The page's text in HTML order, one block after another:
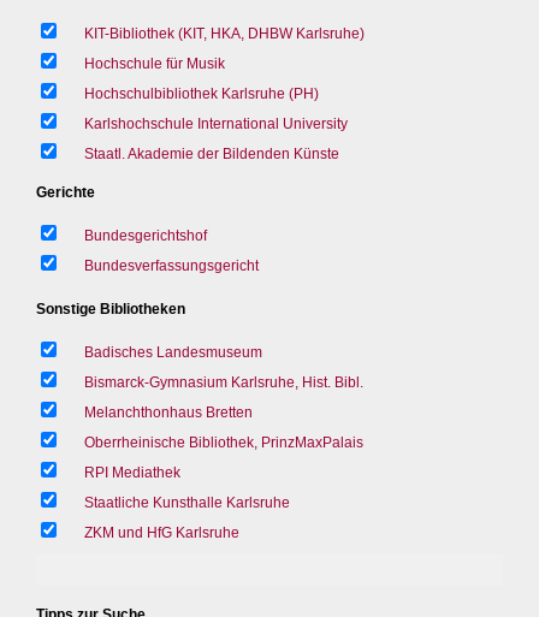
KIT-Bibliothek (KIT, HKA, DHBW Karlsruhe)
Hochschule für Musik
Hochschulbibliothek Karlsruhe (PH)
Karlshochschule International University
Staatl. Akademie der Bildenden Künste
Gerichte
Bundesgerichtshof
Bundesverfassungsgericht
Sonstige Bibliotheken
Badisches Landesmuseum
Bismarck-Gymnasium Karlsruhe, Hist. Bibl.
Melanchthonhaus Bretten
Oberrheinische Bibliothek, PrinzMaxPalais
RPI Mediathek
Staatliche Kunsthalle Karlsruhe
ZKM und HfG Karlsruhe